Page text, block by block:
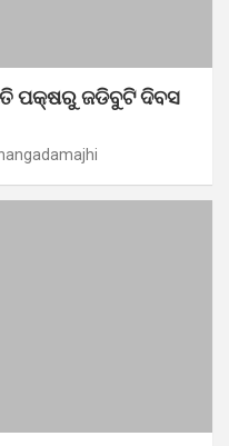
ପକ୍ଷରୁ ଜଡିବୁଟି ଦିବସ